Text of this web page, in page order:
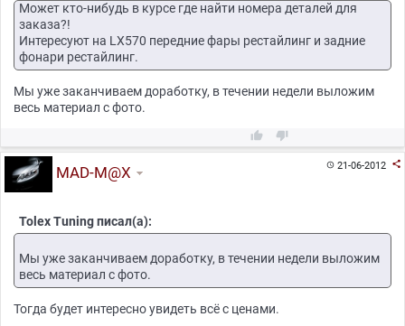
Может кто-нибудь в курсе где найти номера деталей для
заказа?!
Интересуют на LX570 передние фары рестайлинг и задние
фонари рестайлинг.
Мы уже заканчиваем доработку, в течении недели выложим
весь материал с фото.
 
21-06-2012 
MAD-M@X
Tolex Tuning писал(а):
Мы уже заканчиваем доработку, в течении недели выложим
весь материал с фото.
Тогда будет интересно увидеть всё с ценами.